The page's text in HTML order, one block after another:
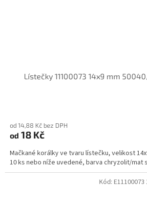
Lístečky 11100073 14x9 mm
od 14,88 Kč bez DPH
od 18 Kč
Mačkané korálky ve tvaru lístečku, velikost
10 ks nebo níže uvedené, barva chryzolit/mat
Kód: E11100073